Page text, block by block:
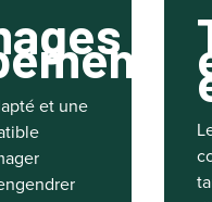
à
et une